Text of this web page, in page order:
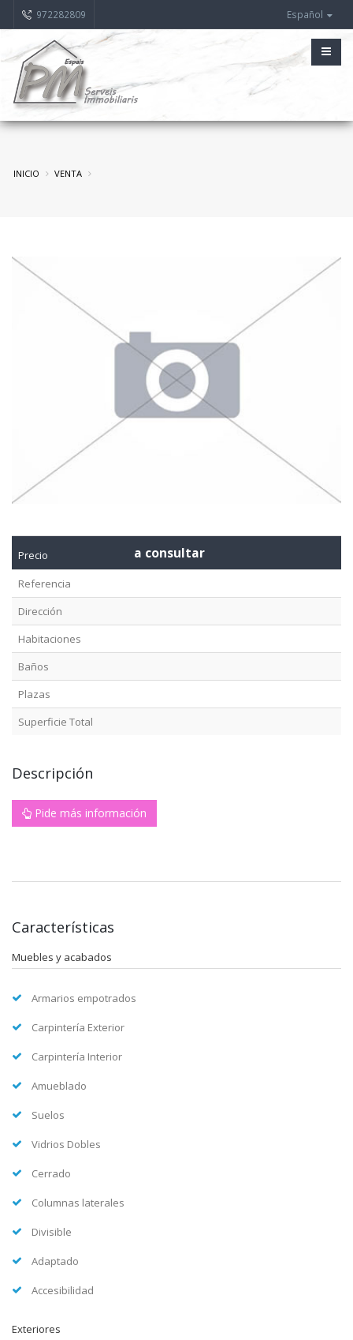
972282809 Español
INICIO VENTA
Precio a consultar
Referencia
Dirección
Habitaciones
Baños
Plazas
Superficie Total
Descripción
Pide más información
Características
Muebles y acabados
Armarios empotrados
Carpintería Exterior
Carpintería Interior
Amueblado
Suelos
Vidrios Dobles
Cerrado
Columnas laterales
Divisible
Adaptado
Accesibilidad
Exteriores